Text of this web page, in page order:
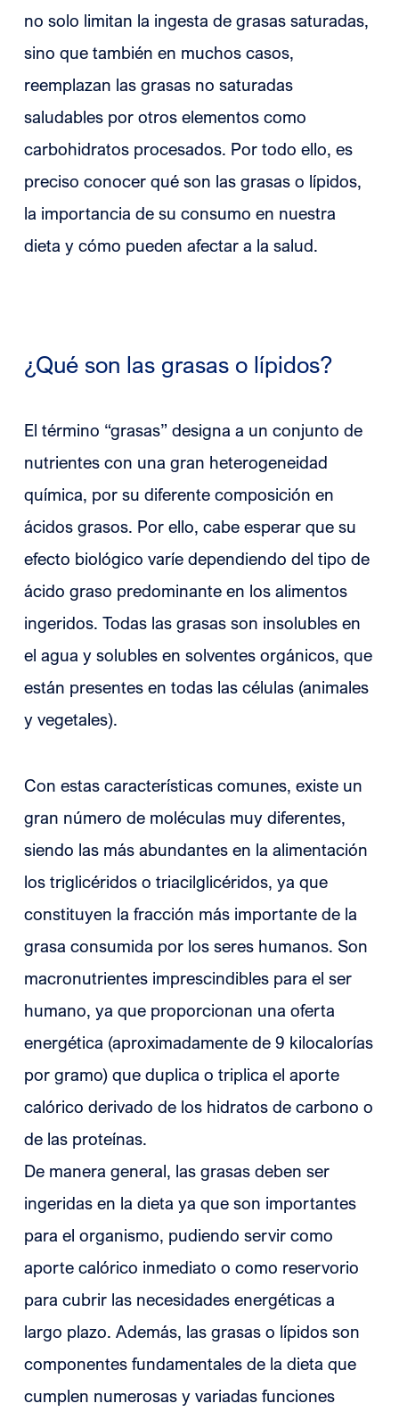
no solo limitan la ingesta de grasas saturadas,
sino que también en muchos casos,
reemplazan las grasas no saturadas
saludables por otros elementos como
carbohidratos procesados. Por todo ello, es
preciso conocer qué son las grasas o lípidos,
la importancia de su consumo en nuestra
dieta y cómo pueden afectar a la salud.
¿Qué son las grasas o lípidos?
El término “grasas” designa a un conjunto de
nutrientes con una gran heterogeneidad
química, por su diferente composición en
ácidos grasos. Por ello, cabe esperar que su
efecto biológico varíe dependiendo del tipo de
ácido graso predominante en los alimentos
ingeridos. Todas las grasas son insolubles en
el agua y solubles en solventes orgánicos, que
están presentes en todas las células (animales
y vegetales).
Con estas características comunes, existe un
gran número de moléculas muy diferentes,
siendo las más abundantes en la alimentación
los triglicéridos o triacilglicéridos, ya que
constituyen la fracción más importante de la
grasa consumida por los seres humanos. Son
macronutrientes imprescindibles para el ser
humano, ya que proporcionan una oferta
energética (aproximadamente de 9 kilocalorías
por gramo) que duplica o triplica el aporte
calórico derivado de los hidratos de carbono o
de las proteínas.
De manera general, las grasas deben ser
ingeridas en la dieta ya que son importantes
para el organismo, pudiendo servir como
aporte calórico inmediato o como reservorio
para cubrir las necesidades energéticas a
largo plazo. Además, las grasas o lípidos son
componentes fundamentales de la dieta que
cumplen numerosas y variadas funciones